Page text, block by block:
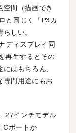
空間（描画でき
と同じく「P3カ
しい。
ディスプレイ同
再生するとその
はもちろん、
専門用途にもお
27インチモデル
Cポートが